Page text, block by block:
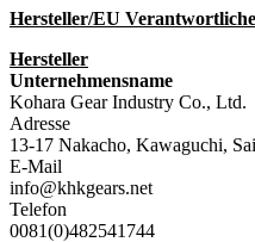
Hersteller/EU
Hersteller
Unternehmensname
Kohara Gear Industry Co., Ltd.
Adresse
13-17 Nakacho, Kawaguchi,
E-Mail
info@khkgears.net
Telefon
0081(0)482541744